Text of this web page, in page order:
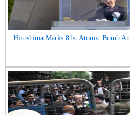
Hiroshima Marks 81st Atomic Bomb